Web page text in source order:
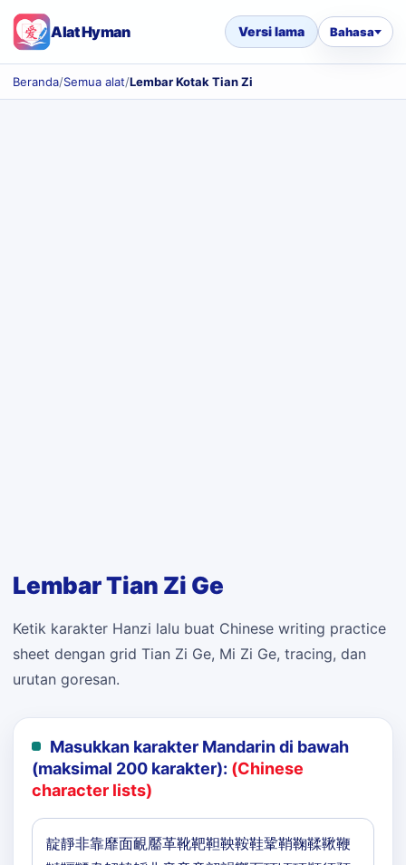
Alat Hyman Versi lama Bahasa
Beranda/Semua alat/Lembar Kotak Tian Zi
Lembar Tian Zi Ge
Ketik karakter Hanzi lalu buat Chinese writing practice
sheet dengan grid Tian Zi Ge, Mi Zi Ge, tracing, dan
urutan goresan.
Masukkan karakter Mandarin di bawah
(maksimal 200 karakter): (Chinese
character lists)